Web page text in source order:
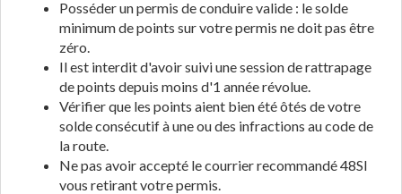
Posséder un permis de conduire valide : le solde
minimum de points sur votre permis ne doit pas être
zéro.
Il est interdit d'avoir suivi une session de rattrapage
de points depuis moins d'1 année révolue.
Vérifier que les points aient bien été ôtés de votre
solde consécutif à une ou des infractions au code de
la route.
Ne pas avoir accepté le courrier recommandé 48SI
vous retirant votre permis.